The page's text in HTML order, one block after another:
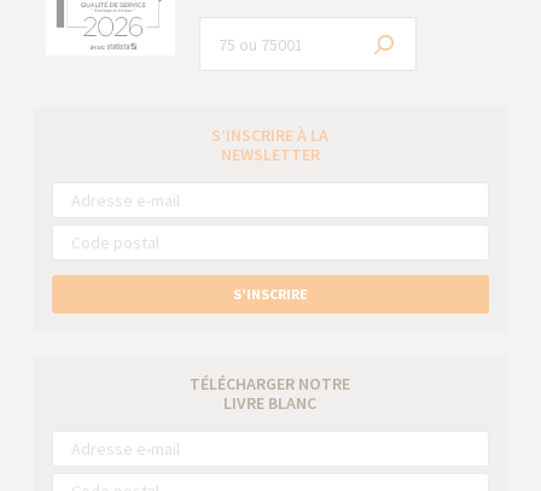
S’INSCRIRE À LA
NEWSLETTER
S’INSCRIRE
TÉLÉCHARGER NOTRE
LIVRE BLANC